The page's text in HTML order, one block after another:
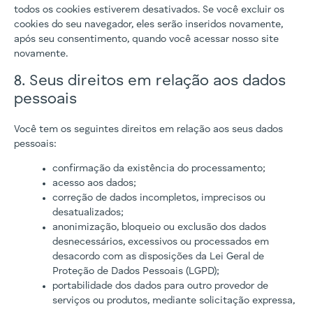
todos os cookies estiverem desativados. Se você excluir os
cookies do seu navegador, eles serão inseridos novamente,
após seu consentimento, quando você acessar nosso site
novamente.
8. Seus direitos em relação aos dados
pessoais
Você tem os seguintes direitos em relação aos seus dados
pessoais:
confirmação da existência do processamento;
acesso aos dados;
correção de dados incompletos, imprecisos ou
desatualizados;
anonimização, bloqueio ou exclusão dos dados
desnecessários, excessivos ou processados em
desacordo com as disposições da Lei Geral de
Proteção de Dados Pessoais (LGPD);
portabilidade dos dados para outro provedor de
serviços ou produtos, mediante solicitação expressa,